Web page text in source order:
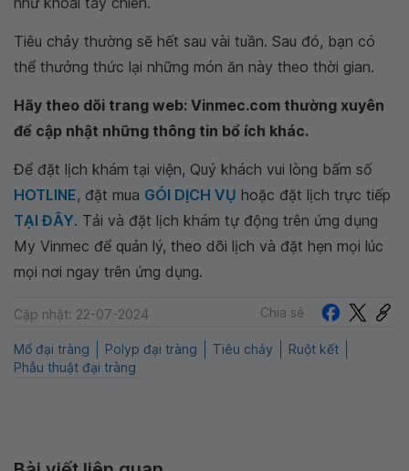
Tiêu chảy thường sẽ hết sau vài tuần. Sau đó, bạn có
thể thưởng thức lại những món ăn này theo thời gian.
Hãy theo dõi trang web: Vinmec.com thường xuyên
để cập nhật những thông tin bổ ích khác.
Để đặt lịch khám tại viện, Quý khách vui lòng bấm số
HOTLINE, đặt mua GÓI DỊCH VỤ hoặc đặt lịch trực tiếp
TẠI ĐÂY. Tải và đặt lịch khám tự động trên ứng dụng
My Vinmec để quản lý, theo dõi lịch và đặt hẹn mọi lúc
mọi nơi ngay trên ứng dụng.
Cập nhật: 22-07-2024 Chia sẻ
Mổ đại tràng Polyp đại tràng Tiêu chảy
Ruột kết
Phẫu thuật đại tràng